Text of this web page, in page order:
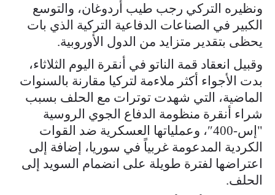
ونظيره التركي رجب طيب أردوغان، والتوسع
الكبير في الصناعات الدفاعية التركية الذي بات
يحظى بتقدير متزايد من الدول الأوروبية.
وقبيل انعقاد قمة الناتو في أنقرة اليوم الثلاثاء،
بدت الأجواء أكثر ملاءمة لتركيا مقارنة بالسنوات
الماضية، التي شهدت توترات مع الحلف بسبب
شراء أنقرة منظومة الدفاع الجوي الروسية
"إس-400″، وعملياتها العسكرية ضد القوات
الكردية المدعومة غربياً في سوريا، إضافة إلى
اعتراضها لفترة طويلة على انضمام السويد إلى
الحلف.